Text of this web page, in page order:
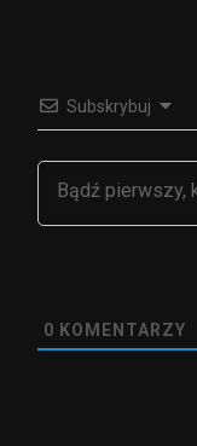
Subskrybuj
0 KOMENTARZY